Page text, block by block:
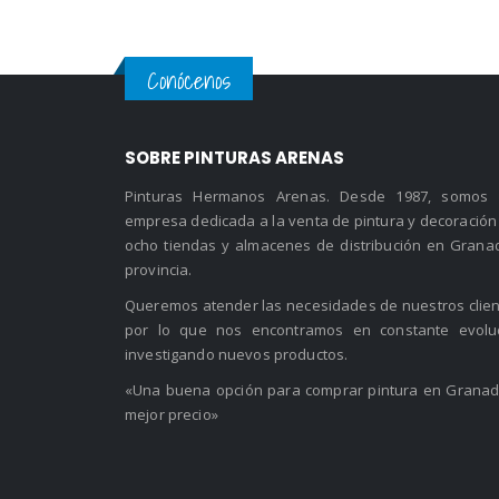
6.95 €
Conócenos
SOBRE PINTURAS ARENAS
Pinturas Hermanos Arenas. Desde 1987, somos
empresa dedicada a la venta de pintura y decoración
ocho tiendas y almacenes de distribución en
provincia.
Queremos atender las necesidades de nuestros
por lo que nos encontramos en constante
investigando nuevos productos.
«Una buena opción para comprar pintura en
mejor precio»